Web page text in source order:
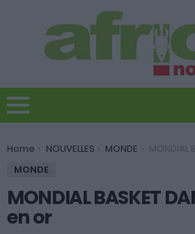
You are here:
Home NOUVELLES MONDE
MONDIAL BASKET
MONDE
MONDIAL BASKET
en or